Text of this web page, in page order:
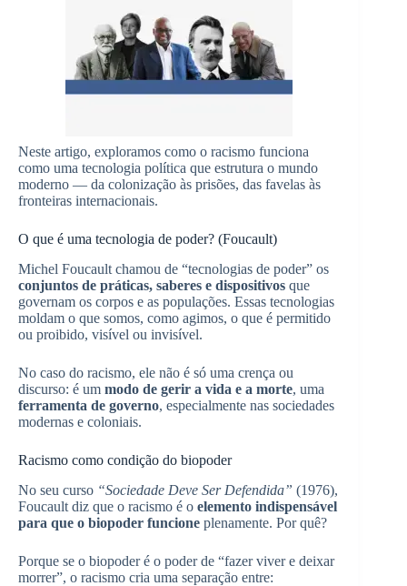
Neste artigo, exploramos como o racismo funciona
como uma tecnologia política que estrutura o mundo
moderno — da colonização às prisões, das favelas às
fronteiras internacionais.
O que é uma tecnologia de poder? (Foucault)
Michel Foucault chamou de “tecnologias de poder” os
conjuntos de práticas, saberes e dispositivos que
governam os corpos e as populações. Essas tecnologias
moldam o que somos, como agimos, o que é permitido
ou proibido, visível ou invisível.
No caso do racismo, ele não é só uma crença ou
discurso: é um modo de gerir a vida e a morte, uma
ferramenta de governo, especialmente nas sociedades
modernas e coloniais.
Racismo como condição do biopoder
No seu curso “Sociedade Deve Ser Defendida” (1976),
Foucault diz que o racismo é o elemento indispensável
para que o biopoder funcione plenamente. Por quê?
Porque se o biopoder é o poder de “fazer viver e deixar
morrer”, o racismo cria uma separação entre: